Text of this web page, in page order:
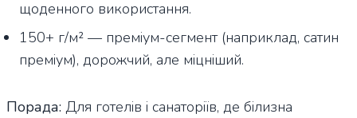
щоденного використання.
150+ г/м² — преміум-сегмент (наприклад, сатин
преміум), дорожчий, але міцніший.
Порада: Для готелів і санаторіїв, де білизна